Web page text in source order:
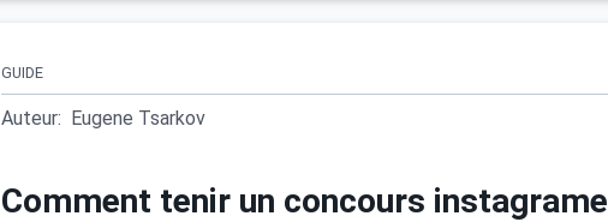
GUIDE
Auteur: Eugene Tsarkov
Comment tenir un concours instagrame